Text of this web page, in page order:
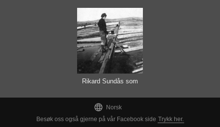
Rikard Sundås som

Norsk
Besøk oss også gjerne på vår Facebook side
Trykk her.